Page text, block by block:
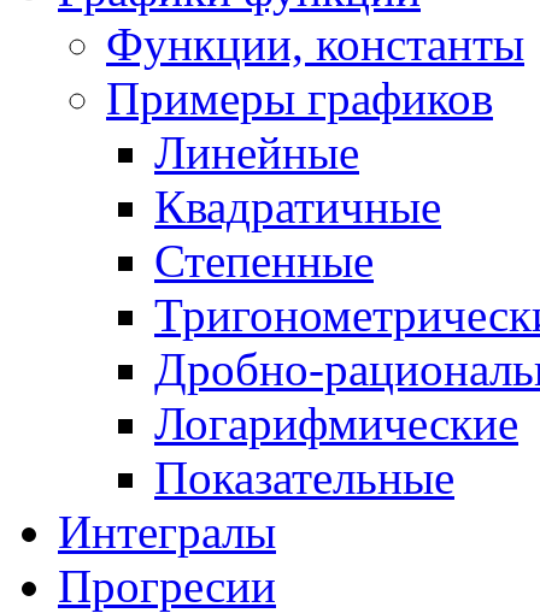
Функции, константы
Примеры графиков
Линейные
Квадратичные
Степенные
Дробно-
Логарифмические
Показательные
Интегралы
Прогресии